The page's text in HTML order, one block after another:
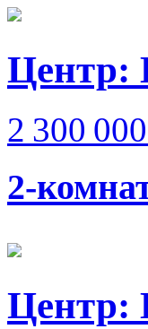
Центр:
2 300
2-
Центр: